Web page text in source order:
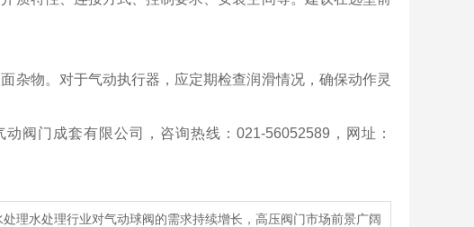
杂物。对于气动执行器，应定期检查润滑情况，确保动作灵
阀门成套有限公司，咨询热线：021-56052589，网址：
处理水处理行业对气动球阀的需求持续增长，高压阀门市场前景广阔